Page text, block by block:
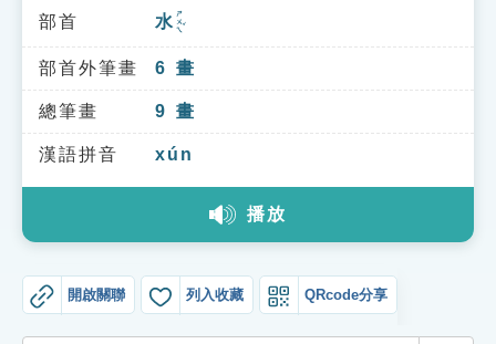
索引選單
知識索引
單字索引
生命大百科索引
部首 水 ㄕㄨㄟˇ
部首外筆畫 6 畫
總筆畫 9 畫
漢語拼音 xún
播放
開啟關聯 列入收藏 QRcode分享